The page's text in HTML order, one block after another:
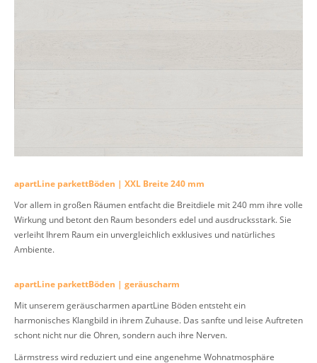
apartLine parkettBöden | XXL Breite 240 mm
Vor allem in großen Räumen entfacht die Breitdiele mit 240 mm ihre volle
Wirkung und betont den Raum besonders edel und ausdrucksstark. Sie
verleiht Ihrem Raum ein unvergleichlich exklusives und natürliches
Ambiente.
apartLine parkettBöden | geräuscharm
Mit unserem geräuscharmen apartLine Böden entsteht ein
harmonisches Klangbild in ihrem Zuhause. Das sanfte und leise Auftreten
schont nicht nur die Ohren, sondern auch ihre Nerven.
Lärmstress wird reduziert und eine angenehme Wohnatmosphäre